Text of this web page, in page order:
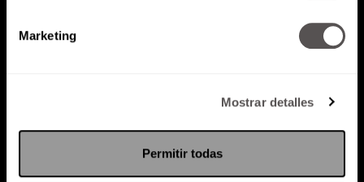
Marketing
Mostrar detalles
Permitir todas
Política de Privacidad
PODCAST RADIO MARTHA EVENTOS
SACA TU ID